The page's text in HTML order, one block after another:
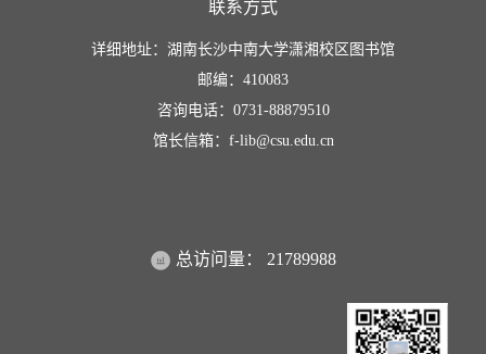
联系方式
详细地址：湖南长沙中南大学潇湘校区图书馆
邮编：410083
咨询电话：0731-88879510
馆长信箱：f-lib@csu.edu.cn
总访问量： 21789988